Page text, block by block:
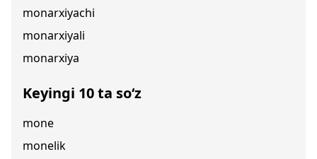
monarxiyachi
monarxiyali
monarxiya
Keyingi 10 ta so‘z
mone
monelik